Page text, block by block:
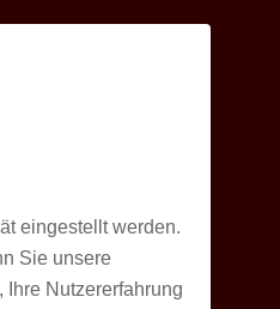
eingestellt werden.
Sie unsere
Nutzererfahrung